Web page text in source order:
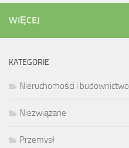
WIĘCEJ
KATEGORIE
Nieruchomości i budownictwo
Niezwiązane
Przemysł